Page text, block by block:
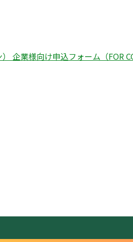
業様向け申込フォーム（FOR